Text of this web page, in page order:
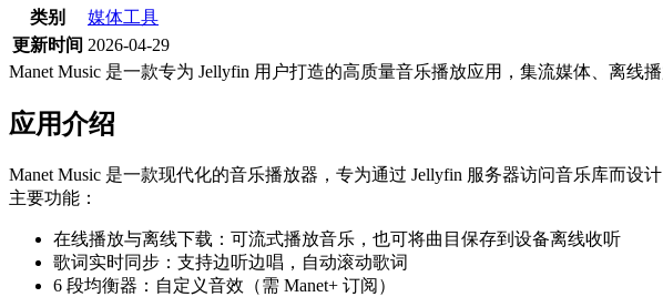
类别
媒体工具
更新时间 2026-04-29
Manet Music 是一款专为 Jellyfin 用户打造的高质量音乐播放应用，集流媒体、离线
应用介绍
Manet Music 是一款现代化的音乐播放器，专为通过 Jellyfin 服务器访问音乐库而设
主要功能：
在线播放与离线下载：可流式播放音乐，也可将曲目保存到设备离线收听
歌词实时同步：支持边听边唱，自动滚动歌词
6 段均衡器：自定义音效（需 Manet+ 订阅）